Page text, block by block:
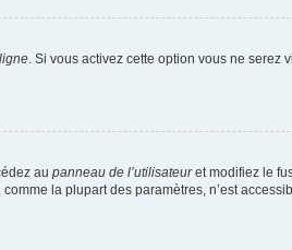
. Si vous activez cette option vous ne
au panneau de l’utilisateuret modifiez le
la plupart des paramètres, n’est